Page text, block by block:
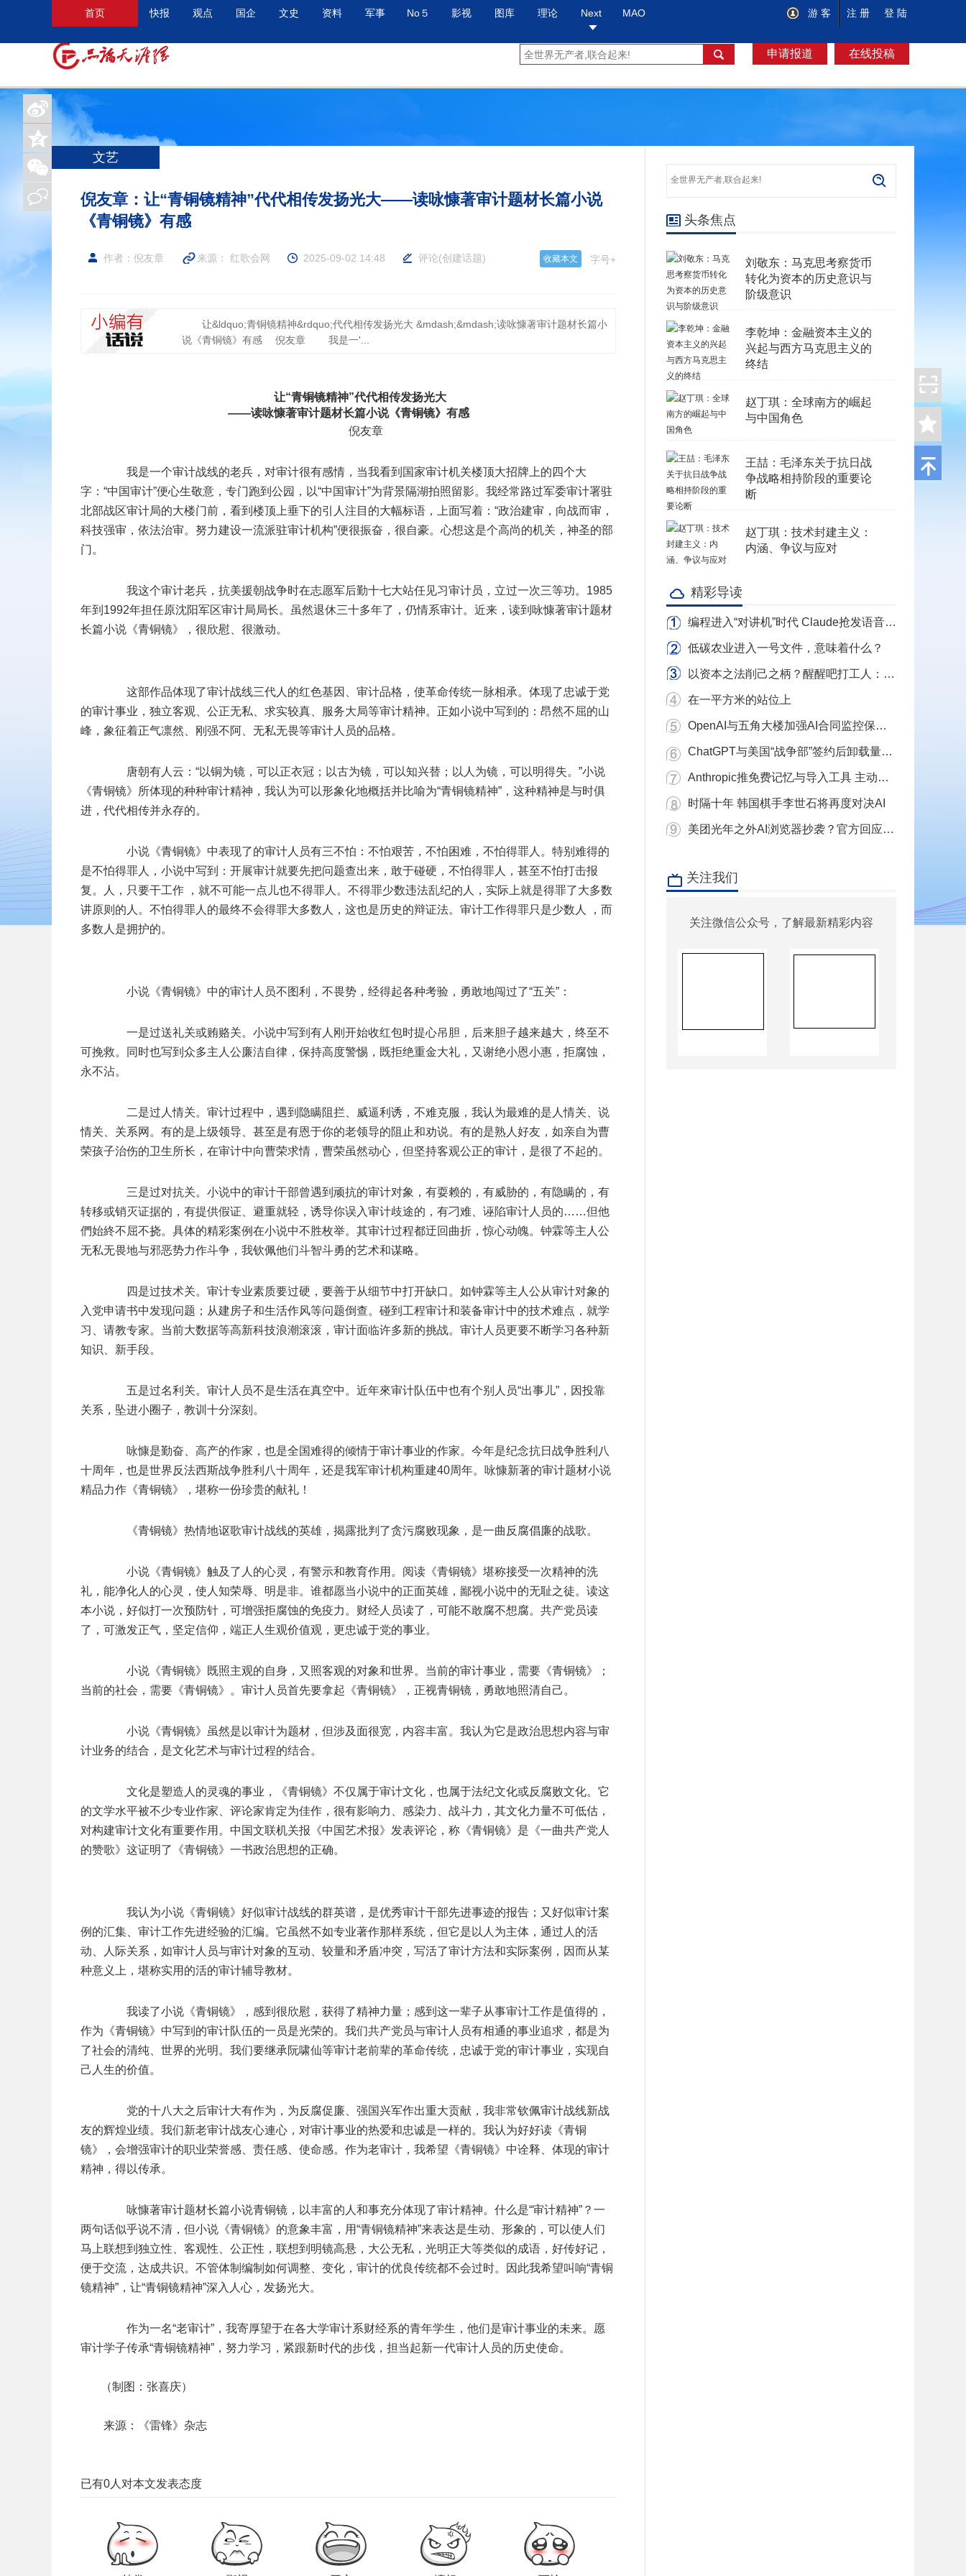
首页 快报 观点 国企 文史 资料 军事 No５ 影视 图库 理论 Next MAO 游 客 注 册 登 陆
申请报道 在线投稿
文艺
倪友章：让“青铜镜精神”代代相传发扬光大——读咏慷著审计题材长篇小说
《青铜镜》有感
字号+
作者：倪友章 来源： 红歌会网 2025-09-02 14:48 评论(创建话题) 收藏本文
让&ldquo;青铜镜精神&rdquo;代代相传发扬光大 &mdash;&mdash;读咏慷著审计题材长篇小
说《青铜镜》有感 倪友章 我是一'...
让“青铜镜精神”代代相传发扬光大
——读咏慷著审计题材长篇小说《青铜镜》有感
倪友章
我是一个审计战线的老兵，对审计很有感情，当我看到国家审计机关楼顶大招牌上的四个大
字：“中国审计”便心生敬意，专门跑到公园，以“中国审计”为背景隔湖拍照留影。我经常路过军委审计署驻
北部战区审计局的大楼门前，看到楼顶上垂下的引人注目的大幅标语，上面写着：“政治建审，向战而审，
科技强审，依法治审。努力建设一流派驻审计机构”便很振奋，很自豪。心想这是个高尚的机关，神圣的部
门。
我这个审计老兵，抗美援朝战争时在志愿军后勤十七大站任见习审计员，立过一次三等功。1985
年到1992年担任原沈阳军区审计局局长。虽然退休三十多年了，仍情系审计。近来，读到咏慷著审计题材
长篇小说《青铜镜》，很欣慰、很激动。
这部作品体现了审计战线三代人的红色基因、审计品格，使革命传统一脉相承。体现了忠诚于党
的审计事业，独立客观、公正无私、求实较真、服务大局等审计精神。正如小说中写到的：昂然不屈的山
峰，象征着正气凛然、刚强不阿、无私无畏等审计人员的品格。
唐朝有人云：“以铜为镜，可以正衣冠；以古为镜，可以知兴替；以人为镜，可以明得失。”小说
《青铜镜》所体现的种种审计精神，我认为可以形象化地概括并比喻为“青铜镜精神”，这种精神是与时俱
进，代代相传并永存的。
小说《青铜镜》中表现了的审计人员有三不怕：不怕艰苦，不怕困难，不怕得罪人。特别难得的
是不怕得罪人，小说中写到：开展审计就要先把问题查出来，敢于碰硬，不怕得罪人，甚至不怕打击报
复。人，只要干工作 ，就不可能一点儿也不得罪人。不得罪少数违法乱纪的人，实际上就是得罪了大多数
讲原则的人。不怕得罪人的最终不会得罪大多数人，这也是历史的辩证法。审计工作得罪只是少数人 ，而
多数人是拥护的。
小说《青铜镜》中的审计人员不图利，不畏势，经得起各种考验，勇敢地闯过了“五关”：
一是过送礼关或贿赂关。小说中写到有人刚开始收红包时提心吊胆，后来胆子越来越大，终至不
可挽救。同时也写到众多主人公廉洁自律，保持高度警惕，既拒绝重金大礼，又谢绝小恩小惠，拒腐蚀，
永不沾。
二是过人情关。审计过程中，遇到隐瞒阻拦、威逼利诱，不难克服，我认为最难的是人情关、说
情关、关系网。有的是上级领导、甚至是有恩于你的老领导的阻止和劝说。有的是熟人好友，如亲自为曹
荣孩子治伤的卫生所长，在审计中向曹荣求情，曹荣虽然动心，但坚持客观公正的审计，是很了不起的。
三是过对抗关。小说中的审计干部曾遇到顽抗的审计对象，有耍赖的，有威胁的，有隐瞒的，有
转移或销灭证据的，有提供假证、避重就轻，诱导你误入审计歧途的，有刁难、诬陷审计人员的……但他
們始終不屈不挠。具体的精彩案例在小说中不胜枚举。其审计过程都迂回曲折，惊心动魄。钟霖等主人公
无私无畏地与邪恶势力作斗争，我钦佩他们斗智斗勇的艺术和谋略。
四是过技术关。审计专业素质要过硬，要善于从细节中打开缺口。如钟霖等主人公从审计对象的
入党申请书中发现问题；从建房子和生活作风等问题倒查。碰到工程审计和装备审计中的技术难点，就学
习、请教专家。当前大数据等高新科技浪潮滚滚，审计面临许多新的挑战。审计人员更要不断学习各种新
知识、新手段。
五是过名利关。审计人员不是生活在真空中。近年來审计队伍中也有个别人员“出事儿”，因投靠
关系，坠进小圈子，教训十分深刻。
咏慷是勤奋、高产的作家，也是全国难得的倾情于审计事业的作家。今年是纪念抗日战争胜利八
十周年，也是世界反法西斯战争胜利八十周年，还是我军审计机构重建40周年。咏慷新著的审计题材小说
精品力作《青铜镜》，堪称一份珍贵的献礼！
《青铜镜》热情地讴歌审计战线的英雄，揭露批判了贪污腐败现象，是一曲反腐倡廉的战歌。
小说《青铜镜》触及了人的心灵，有警示和教育作用。阅读《青铜镜》堪称接受一次精神的洗
礼，能净化人的心灵，使人知荣辱、明是非。谁都愿当小说中的正面英雄，鄙视小说中的无耻之徒。读这
本小说，好似打一次预防针，可增强拒腐蚀的免疫力。财经人员读了，可能不敢腐不想腐。共产党员读
了，可激发正气，坚定信仰，端正人生观价值观，更忠诚于党的事业。
小说《青铜镜》既照主观的自身，又照客观的对象和世界。当前的审计事业，需要《青铜镜》；
当前的社会，需要《青铜镜》。审计人员首先要拿起《青铜镜》，正视青铜镜，勇敢地照清自己。
小说《青铜镜》虽然是以审计为题材，但涉及面很宽，内容丰富。我认为它是政治思想内容与审
计业务的结合，是文化艺术与审计过程的结合。
文化是塑造人的灵魂的事业，《青铜镜》不仅属于审计文化，也属于法纪文化或反腐败文化。它
的文学水平被不少专业作家、评论家肯定为佳作，很有影响力、感染力、战斗力，其文化力量不可低估，
对构建审计文化有重要作用。中国文联机关报《中国艺术报》发表评论，称《青铜镜》是《一曲共产党人
的赞歌》这证明了《青铜镜》一书政治思想的正确。
我认为小说《青铜镜》好似审计战线的群英谱，是优秀审计干部先进事迹的报告；又好似审计案
例的汇集、审计工作先进经验的汇编。它虽然不如专业著作那样系统，但它是以人为主体，通过人的活
动、人际关系，如审计人员与审计对象的互动、较量和矛盾冲突，写活了审计方法和实际案例，因而从某
种意义上，堪称实用的活的审计辅导教材。
我读了小说《青铜镜》，感到很欣慰，获得了精神力量；感到这一辈子从事审计工作是值得的，
作为《青铜镜》中写到的审计队伍的一员是光荣的。我们共产党员与审计人员有相通的事业追求，都是为
了社会的清纯、世界的光明。我们要继承阮啸仙等审计老前辈的革命传统，忠诚于党的审计事业，实现自
己人生的价值。
党的十八大之后审计大有作为，为反腐促廉、强国兴军作出重大贡献，我非常钦佩审计战线新战
友的辉煌业绩。我们新老审计战友心連心，对审计事业的热爱和忠诚是一样的。我认为好好读《青铜
镜》，会增强审计的职业荣誉感、责任感、使命感。作为老审计，我希望《青铜镜》中诠释、体现的审计
精神，得以传承。
咏慷著审计题材长篇小说青铜镜，以丰富的人和事充分体现了审计精神。什么是“审计精神”？一
两句话似乎说不清，但小说《青铜镜》的意象丰富，用“青铜镜精神”来表达是生动、形象的，可以使人们
马上联想到独立性、客观性、公正性，联想到明镜高悬，大公无私，光明正大等类似的成语，好传好记，
便于交流，达成共识。不管体制编制如何调整、变化，审计的优良传统都不会过时。因此我希望叫响“青铜
镜精神”，让“青铜镜精神”深入人心，发扬光大。
作为一名“老审计”，我寄厚望于在各大学审计系财经系的青年学生，他们是审计事业的未来。愿
审计学子传承“青铜镜精神”，努力学习，紧跟新时代的步伐，担当起新一代审计人员的历史使命。
（制图：张喜庆）
来源：《雷锋》杂志
已有0 人对本文发表态度
头条焦点
刘敬东：马克思考察货币
转化为资本的历史意识与
阶级意识
李乾坤：金融资本主义的
兴起与西方马克思主义的
终结
赵丁琪：全球南方的崛起
与中国角色
王喆：毛泽东关于抗日战
争战略相持阶段的重要论
断
赵丁琪：技术封建主义：
内涵、争议与应对
精彩导读
编程进入“对讲机”时代 Claude抢发语音写代码 转录Token全免费
低碳农业进入一号文件，意味着什么？
以资本之法削己之柄？醒醒吧打工人：别用镣铐当武器，我们要的是砸碎镣铐的铁锤！
在一平方米的站位上
OpenAI与五角大楼加强AI合同监控保护条款
ChatGPT与美国“战争部”签约后卸载量单日激增近三倍 Claude下载量飙升
Anthropic推免费记忆与导入工具 主动挖角ChatGPT用户
时隔十年 韩国棋手李世石将再度对决AI
美团光年之外AI浏览器抄袭？官方回应：充分尊重和理解原作者 已移除相关项目
关注我们
关注微信公众号，了解最新精彩内容